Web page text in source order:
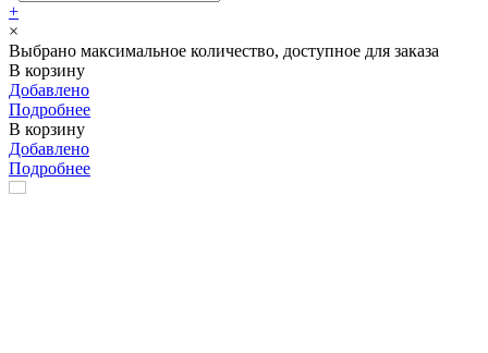
+
×
Выбрано максимальное количество, доступное для заказа
В корзину
Добавлено
Подробнее
В корзину
Добавлено
Подробнее